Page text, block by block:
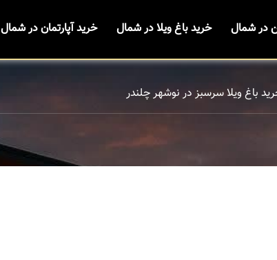
در شمال خرید باغ ویلا در شمال خرید آپارتمان در شمال
باغ ویلا سرسبز در نوشهر چلندر